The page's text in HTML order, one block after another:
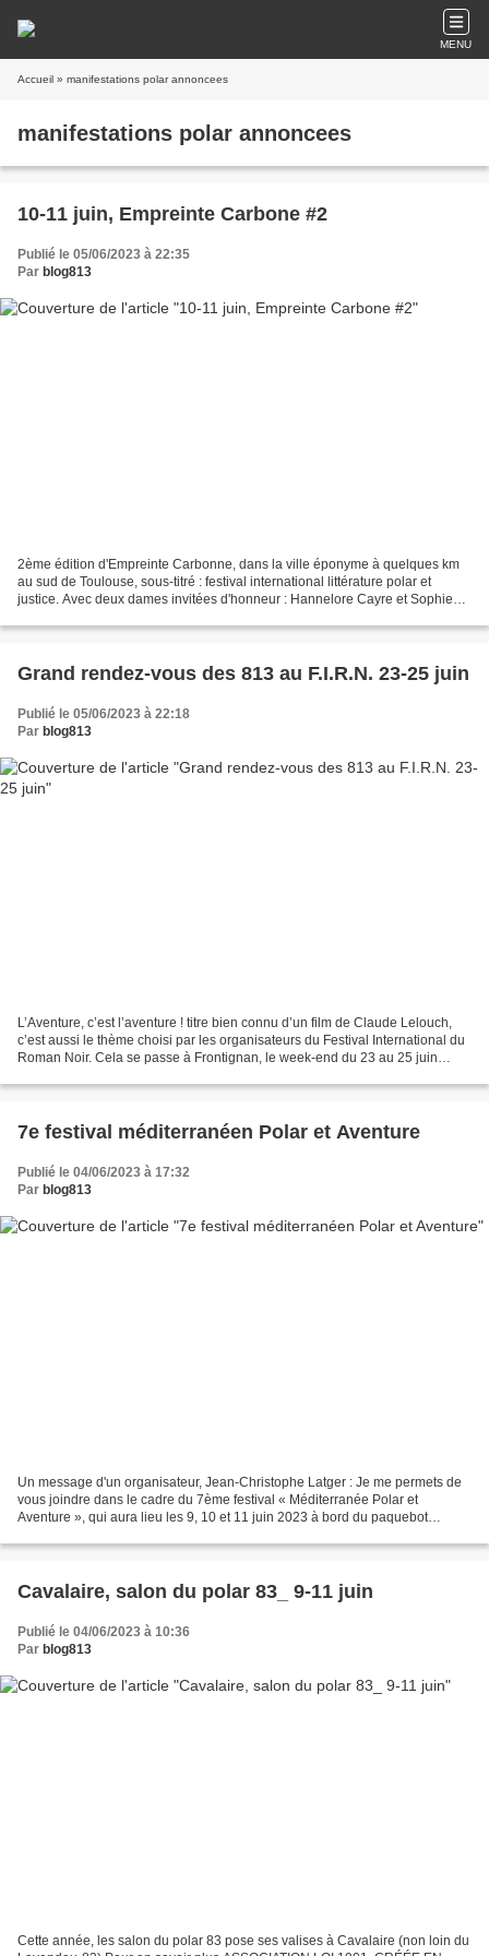
MENU
Accueil » manifestations polar annoncees
manifestations polar annoncees
10-11 juin, Empreinte Carbone #2
Publié le 05/06/2023 à 22:35
Par blog813
2ème édition d'Empreinte Carbonne, dans la ville éponyme à quelques km
au sud de Toulouse, sous-titré : festival international littérature polar et
justice. Avec deux dames invitées d'honneur : Hannelore Cayre et Sophie
Grand rendez-vous des 813 au F.I.R.N. 23-25 juin
Publié le 05/06/2023 à 22:18
Par blog813
L’Aventure, c’est l’aventure ! titre bien connu d’un film de Claude Lelouch,
c’est aussi le thème choisi par les organisateurs du Festival International du
Roman Noir. Cela se passe à Frontignan, le week-end du 23 au 25 juin
7e festival méditerranéen Polar et Aventure
Publié le 04/06/2023 à 17:32
Par blog813
Un message d'un organisateur, Jean-Christophe Latger : Je me permets de
vous joindre dans le cadre du 7ème festival « Méditerranée Polar et
Aventure », qui aura lieu les 9, 10 et 11 juin 2023 à bord du paquebot
Cavalaire, salon du polar 83_ 9-11 juin
Publié le 04/06/2023 à 10:36
Par blog813
Cette année, les salon du polar 83 pose ses valises à Cavalaire (non loin du